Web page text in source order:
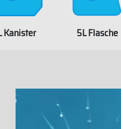
Kanister 5L Flasche
WHITELABEL